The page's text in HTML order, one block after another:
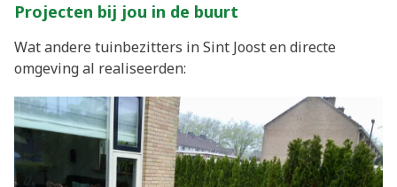
Projecten bij jou in de buurt
Wat andere tuinbezitters in Sint Joost en directe
omgeving al realiseerden: